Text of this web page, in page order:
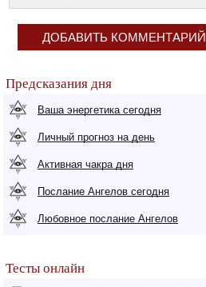
ДОБАВИТЬ КОММЕНТАРИЙ
Предсказания дня
Ваша энергетика сегодня
Личный прогноз на день
Активная чакра дня
Послание Ангелов сегодня
Любовное послание Ангелов
Тесты онлайн